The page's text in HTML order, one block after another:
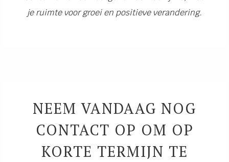
je ruimte voor groei en positieve verandering.
NEEM VANDAAG NOG
CONTACT OP OM OP
KORTE TERMIJN TE